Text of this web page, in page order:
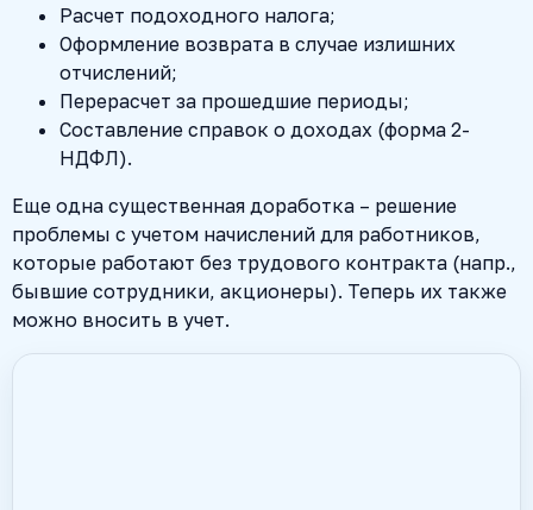
Расчет подоходного налога;
Оформление возврата в случае излишних
отчислений;
Перерасчет за прошедшие периоды;
Составление справок о доходах (форма 2-
НДФЛ).
Еще одна существенная доработка – решение
проблемы с учетом начислений для работников,
которые работают без трудового контракта (напр.,
бывшие сотрудники, акционеры). Теперь их также
можно вносить в учет.